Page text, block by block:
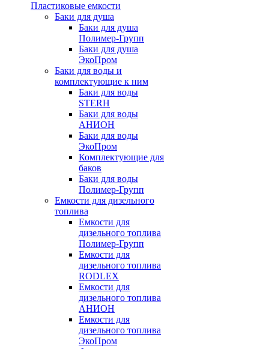
Пластиковые емкости
Баки для душа
Баки для душа
Полимер-Групп
Баки для душа
ЭкоПром
Баки для воды и
комплектующие к ним
Баки для воды
STERH
Баки для воды
АНИОН
Баки для воды
ЭкоПром
Комплектующие для
баков
Баки для воды
Полимер-Групп
Емкости для дизельного
топлива
Емкости для
дизельного топлива
Полимер-Групп
Емкости для
дизельного топлива
RODLEX
Емкости для
дизельного топлива
АНИОН
Емкости для
дизельного топлива
ЭкоПром